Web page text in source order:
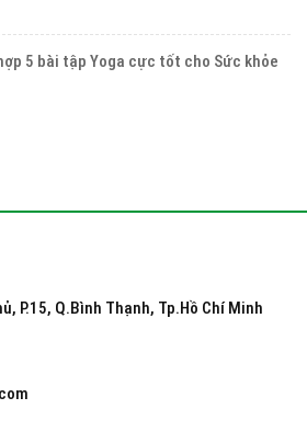
5 bài tập Yoga cực tốt cho Sức khỏe
P.15, Q.Bình Thạnh, Tp.Hồ Chí Minh